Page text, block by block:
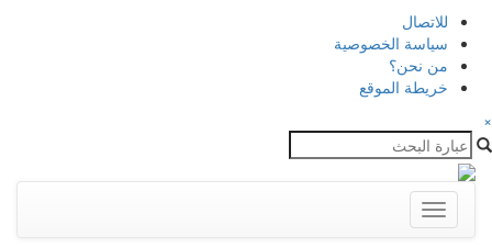
للاتصال
سياسة الخصوصية
من نحن؟
خريطة الموقع
×
Toggle
navigation